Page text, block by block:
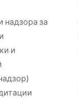
надзора за
и